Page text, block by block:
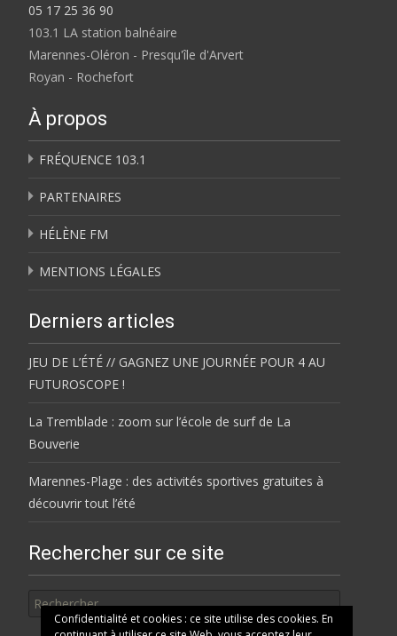
05 17 25 36 90
103.1 LA station balnéaire
Marennes-Oléron - Presqu'île d'Arvert
Royan - Rochefort
À propos
FRÉQUENCE 103.1
PARTENAIRES
HÉLÈNE FM
MENTIONS LÉGALES
Derniers articles
JEU DE L’ÉTÉ // GAGNEZ UNE JOURNÉE POUR 4 AU
FUTUROSCOPE !
La Tremblade : zoom sur l’école de surf de La
Bouverie
Marennes-Plage : des activités sportives gratuites à
découvrir tout l’été
Rechercher sur ce site
Confidentialité et cookies : ce site utilise des cookies. En